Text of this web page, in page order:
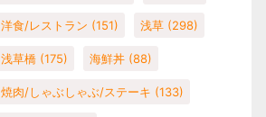
洋食/レストラン (151) 浅草 (298)
浅草橋 (175) 海鮮丼 (88)
焼肉/しゃぶしゃぶ/ステーキ (133)